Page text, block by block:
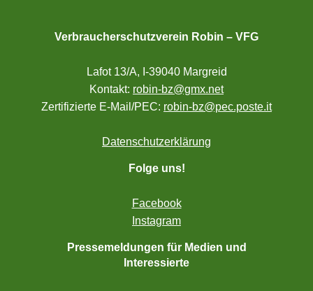
Verbraucherschutzverein Robin – VFG
Lafot 13/A, I-39040 Margreid
Kontakt: robin-bz@gmx.net
Zertifizierte E-Mail/PEC: robin-bz@pec.poste.it
Datenschutzerklärung
Folge uns!
Facebook
Instagram
Pressemeldungen für Medien und
Interessierte